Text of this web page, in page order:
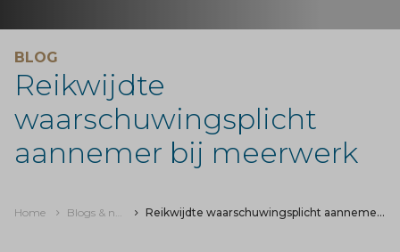
BLOG
Reikwijdte
waarschuwingsplicht
aannemer bij meerwerk
Home Reikwijdte waarschuwingsplicht aannemer bij meerwerk